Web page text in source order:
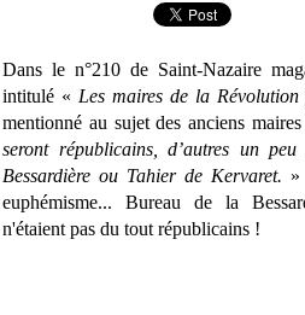
Dans le n°210 de Saint-Nazaire
intitulé « Les maires de la
mentionné au sujet des anciens
seront républicains, d’autres un
Bessardière ou Tahier de Kervaret.
euphémisme... Bureau de la
n'étaient pas du tout républicains !